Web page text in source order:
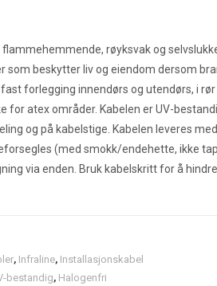
røyksvak og
som beskytter liv og eiendom dersom
forlegging innendørs og utendørs, i rør
for atex områder. Kabelen er UV-
og på kabelstige. Kabelen leveres
(med smokk/endehette, ikke
via enden. Bruk kabelskritt for å
, Infraline, Installasjonskabel
bestandig, Halogenfri